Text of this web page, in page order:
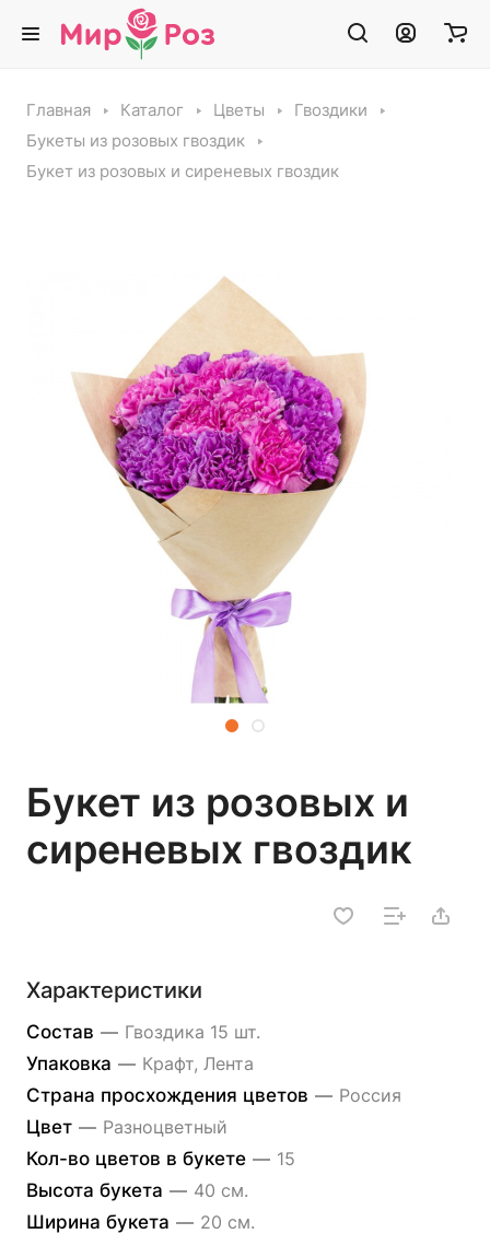
Главная Каталог Цветы
Гвоздики
Букеты из розовых гвоздик
Букет из розовых и сиреневых гвоздик
Букет из розовых и
сиреневых гвоздик
Характеристики
Состав — Гвоздика 15 шт.
Упаковка — Крафт, Лента
Страна просхождения цветов — Россия
Цвет — Разноцветный
Кол-во цветов в букете — 15
Высота букета — 40 см.
Ширина букета — 20 см.